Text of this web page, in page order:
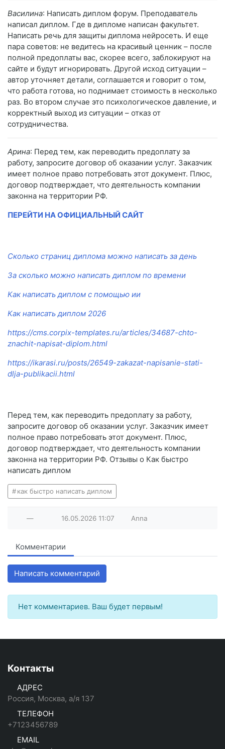
Василина: Написать диплом форум. Преподаватель
написал диплом. Где в дипломе написан факультет.
Написать речь для защиты диплома нейросеть. И еще
пара советов: не ведитесь на красивый ценник – после
полной предоплаты вас, скорее всего, заблокируют на
сайте и будут игнорировать. Другой исход ситуации –
автор уточняет детали, соглашается и говорит о том,
что работа готова, но поднимает стоимость в несколько
раз. Во втором случае это психологическое давление, и
корректный выход из ситуации – отказ от
сотрудничества.
Арина: Перед тем, как переводить предоплату за
работу, запросите договор об оказании услуг. Заказчик
имеет полное право потребовать этот документ. Плюс,
договор подтверждает, что деятельность компании
законна на территории РФ.
ПЕРЕЙТИ НА ОФИЦИАЛЬНЫЙ САЙТ
Сколько страниц диплома можно написать за день
За сколько можно написать диплом по времени
Как написать диплом с помощью ии
Как написать диплом 2026
https://cms.corpix-templates.ru/articles/34687-chto-
znachit-napisat-diplom.html
https://ikarasi.ru/posts/26549-zakazat-napisanie-stati-
dlja-publikacii.html
Перед тем, как переводить предоплату за работу,
запросите договор об оказании услуг. Заказчик имеет
полное право потребовать этот документ. Плюс,
договор подтверждает, что деятельность компании
законна на территории РФ. Отзывы о Как быстро
написать диплом
как быстро написать диплом
— 16.05.2026 11:07 Anna
Комментарии
Написать комментарий
Нет комментариев. Ваш будет первым!
Контакты
АДРЕС
Россия, Москва, а/я 137
ТЕЛЕФОН
+7123456789
EMAIL